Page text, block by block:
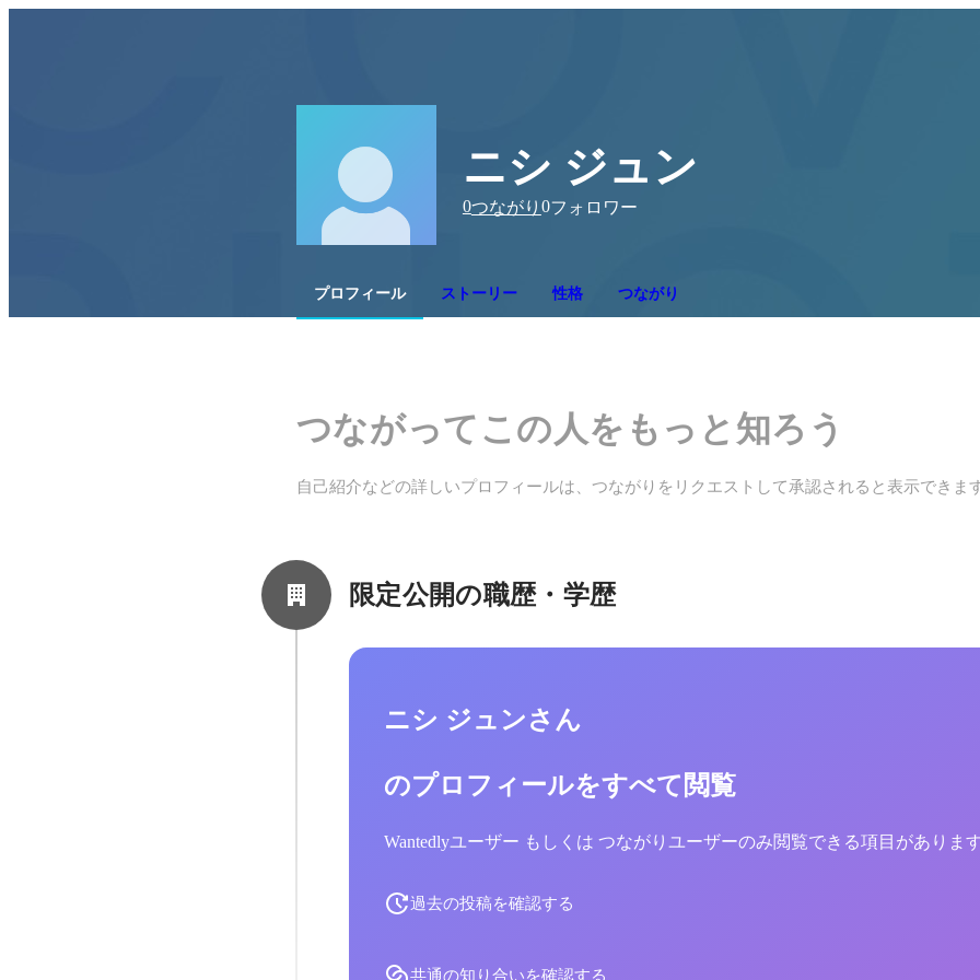
ニシ ジュン
0つながり 0フォロワー
プロフィール ストーリー 性格 つながり
つながってこの人をもっと知ろう
自己紹介などの詳しいプロフィールは、つながりをリクエストして承認されると表示できま
限定公開の職歴・学歴
ニシ ジュンさん
のプロフィールをすべて閲覧
Wantedlyユーザー もしくは つながりユーザーのみ閲覧できる項目がありま
過去の投稿を確認する
共通の知り合いを確認する